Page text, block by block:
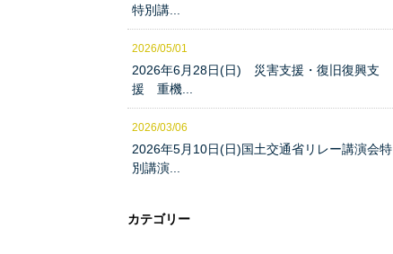
特別講...
2026/05/01
2026年6月28日(日) 災害支援・復旧復興支
援 重機...
2026/03/06
2026年5月10日(日)国土交通省リレー講演会特
別講演...
カテゴリー